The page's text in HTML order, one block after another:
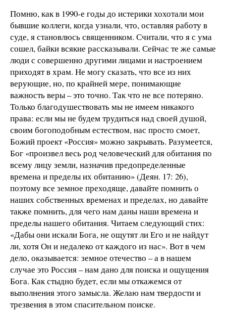
Помню, как в 1990-е годы до истерики хохотали мои
бывшие коллеги, когда узнали, что, оставляя работу в
суде, я становлюсь священником. Считали, что я с ума
сошел, байки всякие рассказывали. Сейчас те же самые
люди с совершенно другими лицами и настроением
приходят в храм. Не могу сказать, что все из них
верующие, но, по крайней мере, понимающие
важность веры – это точно. Так что не все потеряно.
Только благодушествовать мы не имеем никакого
права: если мы не будем трудиться над своей душой,
своим богоподобным естеством, нас просто смоет,
Божий проект «Россия» можно закрывать. Разумеется,
Бог «произвел весь род человеческий для обитания по
всему лицу земли, назначив предопределенные
времена и пределы их обитанию» (Деян. 17: 26),
поэтому все земное преходяще, давайте помнить о
наших собственных временах и пределах, но давайте
также помнить, для чего нам даны наши времена и
пределы нашего обитания. Читаем следующий стих:
«Дабы они искали Бога, не ощутят ли Его и не найдут
ли, хотя Он и недалеко от каждого из нас». Вот в чем
дело, оказывается: земное отечество – а в нашем
случае это Россия – нам дано для поиска и ощущения
Бога. Как стыдно будет, если мы откажемся от
выполнения этого замысла. Желаю нам твердости и
трезвения в этом спасительном поиске.